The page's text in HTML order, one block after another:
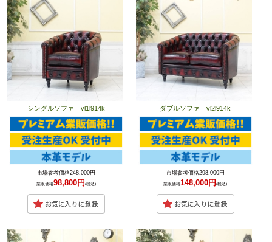
シングルソファ vl1l914k
市場参考価格248,000円
業販価格98,800円(税込)
ダブルソファ vl2l914k
市場参考価格298,000円
業販価格148,000円(税込)